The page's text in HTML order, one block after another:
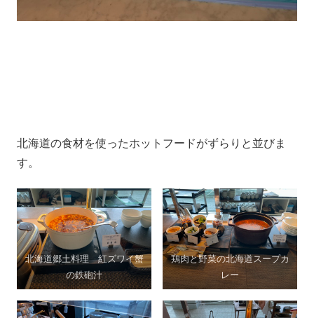
北海道の食材を使ったホットフードがずらりと並びま
す。
北海道郷土料理 紅ズワイ蟹
の鉄砲汁
鶏肉と野菜の北海道スープカ
レー